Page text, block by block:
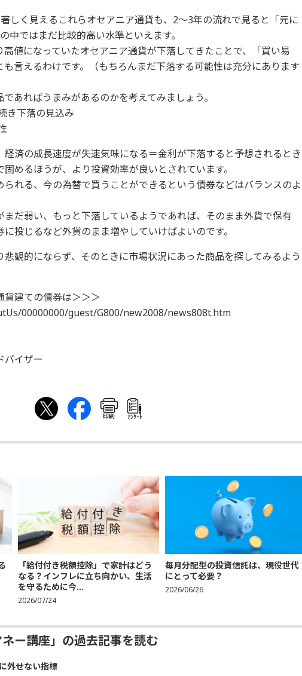
しく見えるこれらオセアニア通貨も、2～3年の流れで見ると「元に
中ではまだ比較的高い水準といえます。
値になっていたオセアニア通貨が下落してきたことで、「買い易
言えるわけです。（もちろんまだ下落する可能性は充分にあります
あればうまみがあるのかを考えてみましょう。
き下落の見込み
済の成長速度が失速気味になる＝金利が下落すると予想されるとき
めるほうが、より投資効率が良いとされています。
れる、今の為替で買うことができるという債券などはバランスのよ
だ弱い、もっと下落しているようであれば、そのまま外貨で保有
投じるなど外貨のまま増やしていけばよいのです。
観的にならず、そのときに市場状況にあった商品を探してみるよう
建ての債券は＞＞＞
00000000/guest/G800/new2008/news808t.htm
バイザー
印刷 ｱﾝｹｰﾄ
「給付付き税額控除」で家計はどう
なる？インフレに立ち向かい、生活
を守るために今...
2026/07/24
毎月分配型の投資信託は、現役世代
にとって必要？
2026/06/26
ネー講座」の過去記事を読む
外せない指標